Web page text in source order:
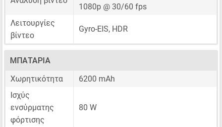
1080p @ 30/60 fps
Λειτουργίες
βίντεο
Gyro-EIS, HDR
ΜΠΑΤΑΡΊΑ
Χωρητικότητα
6200 mAh
Ισχύς
ενσύρματης
φόρτισης
80 W